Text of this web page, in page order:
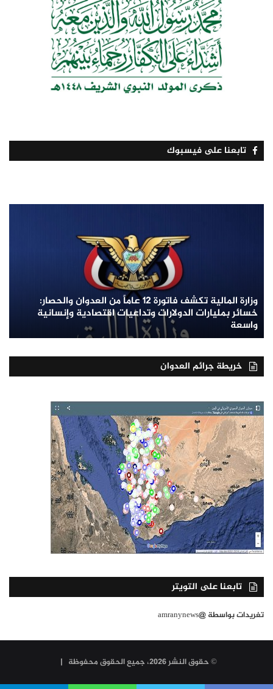
تابعنا على فيسبوك
وزارة المالية تكشف فاتورة 12 عاماً من العدوان والحصار:
خسائر بمليارات الدولارات وتداعيات اقتصادية وإنسانية
واسعة
خريطة جرائم العدوان
تابعنا على التويتر
تغريدات بواسطة @amranynews
© حقوق النشر 2026، جميع الحقوق محفوظة |